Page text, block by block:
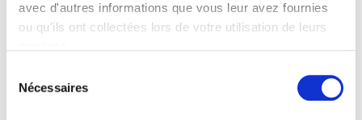
avec d'autres informations que vous leur avez fournies
ou qu'ils ont collectées lors de votre utilisation de leurs
Nécessaires
PLAN DU SITE ACCESSIBILITÉ CONTACT
Manu Robles-Arangiz Institutua Fundazioa
Corderliers karrika 20 - 64100 Baiona -